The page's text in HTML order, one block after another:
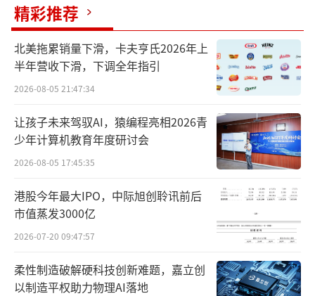
“中国是唯一还存在Biopharma窗口的市
场”
十年前，国内创新药投资一朝兴起。令投
资人最兴奋的想象空间就是参照美国80年代的
生物医药产业进化史，在一众传统化药企业中
投出一个Genetech。尤其是科创板和18A的推
出，直接打通了这一路径，“Biotech跃迁Bio
pharma”成为过去10年最主流的投资逻辑。
也因此，当过去两年资本环境骤冷、IPO停
滞，加上创新药面临的国内支付天花板愈发清
晰，“Biopharma窗口期收窄”成为创业者和
精彩推荐
北美拖累销量下滑，卡夫亨氏2026年上
半年营收下滑，下调全年指引
2026-08-05 21:47:34
让孩子未来驾驭AI，猿编程亮相2026青
少年计算机教育年度研讨会
2026-08-05 17:45:35
港股今年最大IPO，中际旭创聆讯前后
市值蒸发3000亿
2026-07-20 09:47:57
柔性制造破解硬科技创新难题，嘉立创
以制造平权助力物理AI落地